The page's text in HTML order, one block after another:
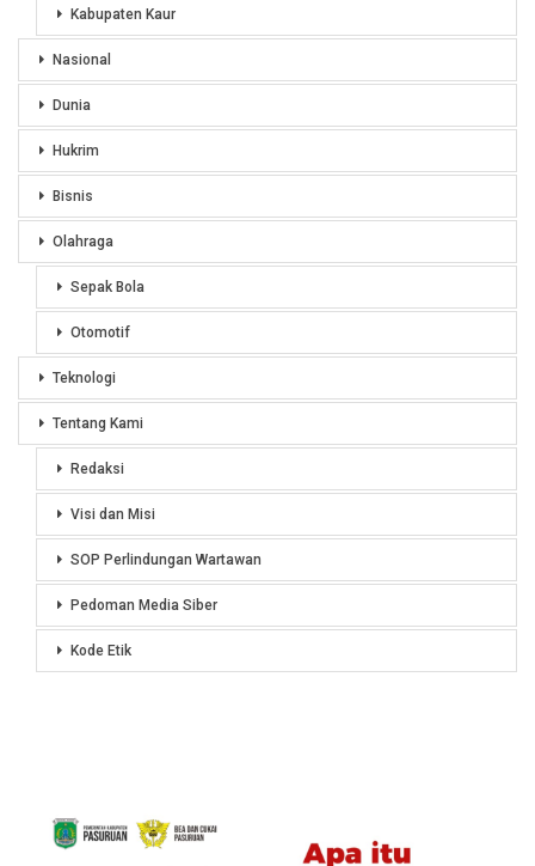
Kabupaten Kaur
Nasional
Dunia
Hukrim
Bisnis
Olahraga
Sepak Bola
Otomotif
Teknologi
Tentang Kami
Redaksi
Visi dan Misi
SOP Perlindungan Wartawan
Pedoman Media Siber
Kode Etik